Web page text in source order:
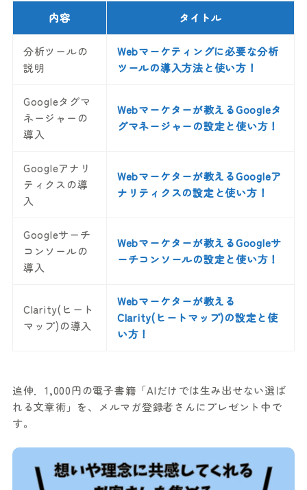
内容
タイトル
分析ツールの
説明
Webマーケティングに必要な分析
ツールの導入方法と使い方！
Googleタグマ
ネージャーの
導入
Webマーケターが教えるGoogleタ
グマネージャーの設定と使い方！
Googleアナリ
ティクスの導
入
Webマーケターが教えるGoogleア
ナリティクスの設定と使い方！
Googleサーチ
コンソールの
導入
Webマーケターが教えるGoogleサ
ーチコンソールの設定と使い方！
Clarity(ヒート
マップ)の導入
Webマーケターが教える
Clarity(ヒートマップ)の設定と使
い方！
追伸．1,000円の電子書籍「AIだけでは生み出せない選ば
れる文章術」を、メルマガ登録者さんにプレゼント中で
す。